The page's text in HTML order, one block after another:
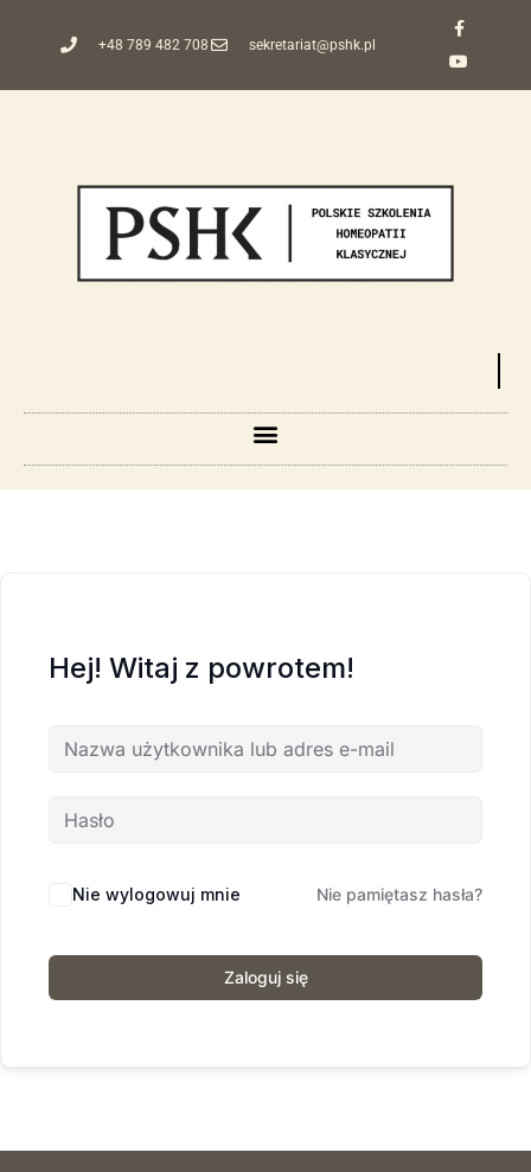
+48 789 482 708 sekretariat@pshk.pl
Hej! Witaj z powrotem!
Nie wylogowuj mnie Nie pamiętasz hasła?
Zaloguj się